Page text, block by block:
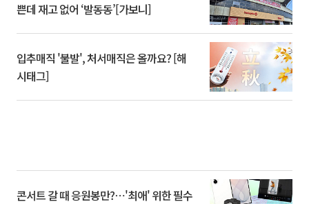
쁜데 재고 없어 ‘발동동’[가보니]
입추매직 '불발', 처서매직은 올까요? [해
시태그]
콘서트 갈 때 응원봉만?⋯'최애' 위한 필수